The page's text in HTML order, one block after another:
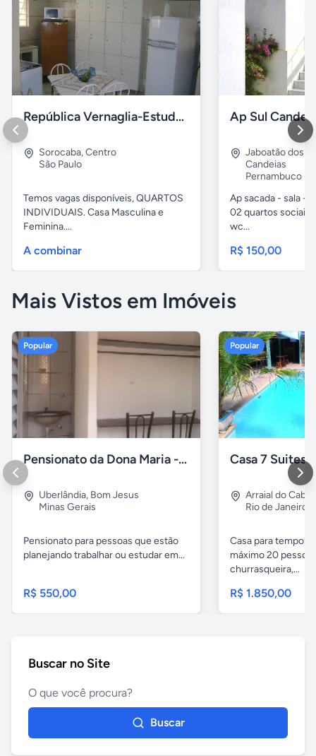
República Vernaglia-Estudantes e ou Trabalhadores
Sorocaba,Centro
São Paulo
Temos vagas disponíveis, QUARTOS
INDIVIDUAIS. Casa Masculina e
Feminina....
A combinar
Ap Sul
Jaboatão dos
Candeias
Pernambuco
Ap sacada - sala -
02 quartos
wc...
R$ 150,00
Mais Vistos em Imóveis
Popular
Pensionato da Dona Maria - Uberlândia/MG
Uberlândia, Bom Jesus
Minas Gerais
Pensionato para pessoas que estão
planejando trabalhar ou estudar em...
R$ 550,00
Popular
Arraial do Cabo
Rio de Janeiro
Casa para
máximo 20
churrasqueira,...
R$ 1.850,00
Buscar no Site
Buscar